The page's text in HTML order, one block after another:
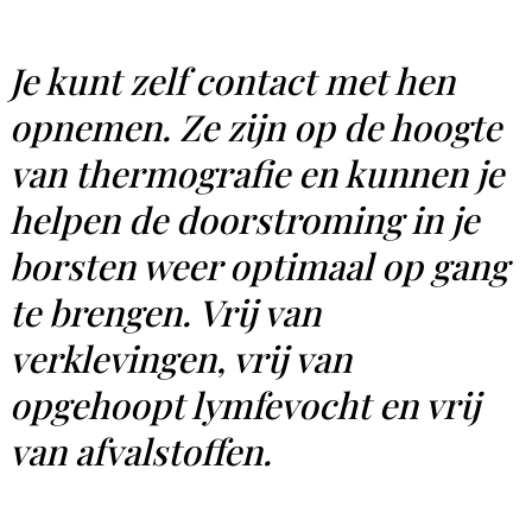
Je kunt zelf contact met hen
opnemen. Ze zijn op de hoogte
van thermografie en kunnen je
helpen de doorstroming in je
borsten weer optimaal op gang
te brengen. Vrij van
verklevingen, vrij van
opgehoopt lymfevocht en vrij
van afvalstoffen.